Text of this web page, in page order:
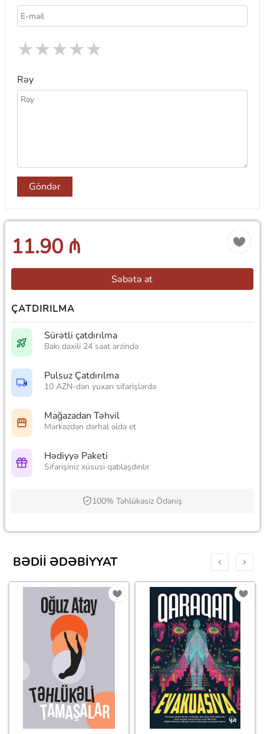
★
★
★
★
★
Rəy
Göndər
11.90 ₼
Səbətə at
ÇATDIRILMA
Sürətli çatdırılma
Bakı daxili 24 saat ərzində
Pulsuz Çatdırılma
10 AZN-dən yuxarı sifarişlərdə
Mağazadan Təhvil
Mərkəzdən dərhal əldə et
Hədiyyə Paketi
Sifarişiniz xüsusi qablaşdırılır
100% Təhlükəsiz Ödəniş
BƏDII ƏDƏBIYYAT